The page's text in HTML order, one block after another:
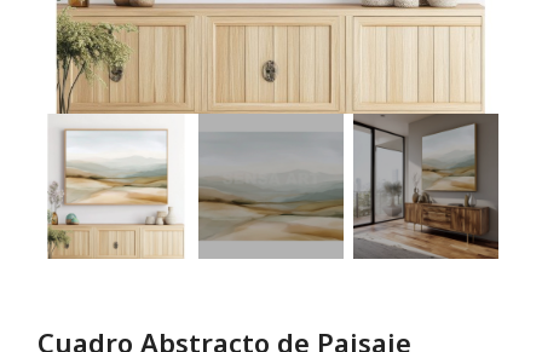
Cuadro Abstracto de Paisaje